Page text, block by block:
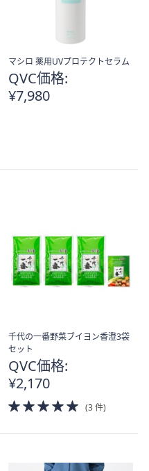
マシロ 薬用UVプロテクトセラム
QVC価格:
¥7,980
千代の一番野菜ブイヨン香澄3袋
セット
QVC価格:
¥2,170
5.0
of
(3 件)